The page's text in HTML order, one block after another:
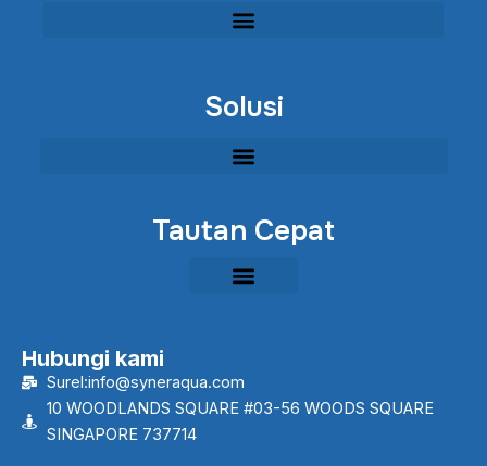
Solusi
Tautan Cepat
Hubungi kami
Surel:info@syneraqua.com
10 WOODLANDS SQUARE #03-56 WOODS SQUARE
SINGAPORE 737714